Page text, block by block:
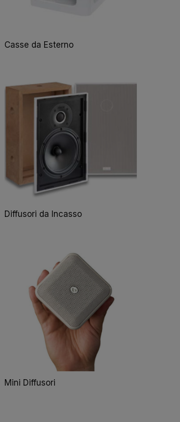
Casse da Esterno
Diffusori da Incasso
Mini Diffusori